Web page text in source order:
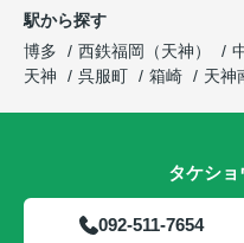
駅から探す
博多
西鉄福岡（天神）
天神
呉服町 箱崎 天神
タケシ
092-511-7654